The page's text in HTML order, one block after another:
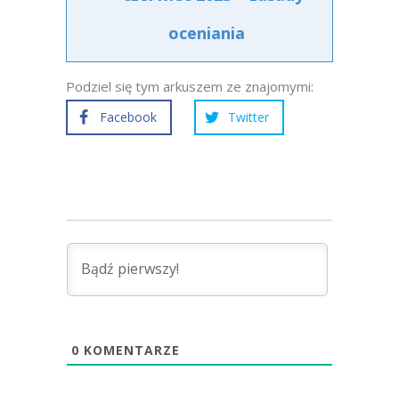
oceniania
Podziel się tym arkuszem ze znajomymi:
Facebook Twitter
0 KOMENTARZE